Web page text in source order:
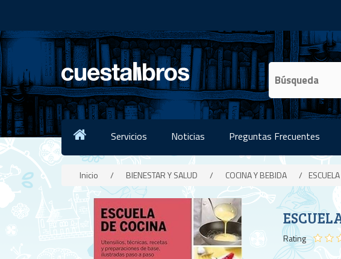
Servicios Noticias Preguntas Frecuentes
Inicio / BIENESTAR Y SALUD / COCINA Y BEBIDA /
Rating